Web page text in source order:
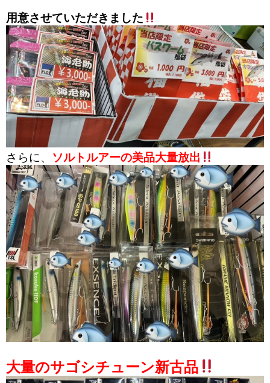
用意させていただきました
さらに、 ソルトルアーの美品大量放出
大量のサゴシチューン新古品